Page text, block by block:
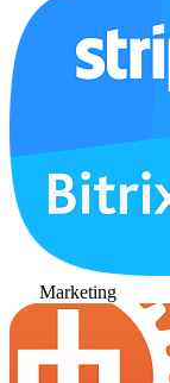
Marketing